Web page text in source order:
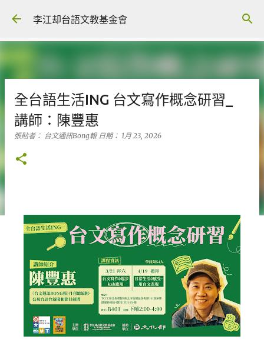
跳到主要內容
李江却台語文教基金會
全台語生活ING 台文寫作概念研習_
講師：陳豐惠
張貼者： 台文通訊Bong報 日期： 1月 23, 2026